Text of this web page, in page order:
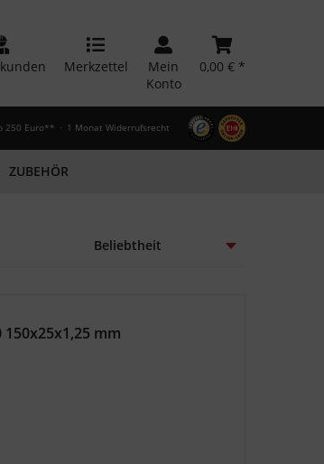
Merkzettel
Mein
Konto
0,00 € *
ZUBEHÖR
250 Euro** 1 Monat Widerrufsrecht
mm